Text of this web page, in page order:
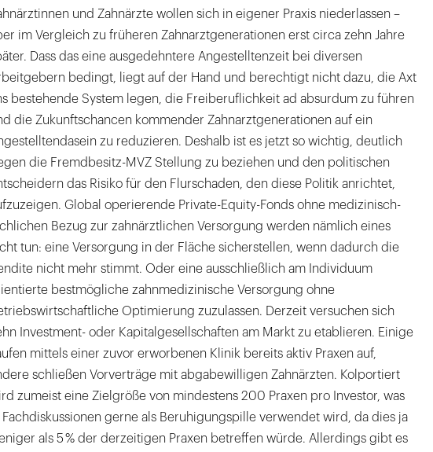
und Zahnärzte wollen sich in eigener Praxis niederlassen –
im Vergleich zu früheren Zahnarztgenerationen erst circa zehn Jahre
Dass das eine ausgedehntere Angestelltenzeit bei diversen
bedingt, liegt auf der Hand und berechtigt nicht dazu, die Axt
bestehende System legen, die Freiberuflichkeit ad absurdum zu führen
die Zukunftschancen kommender Zahnarztgenerationen auf ein
zu reduzieren. Deshalb ist es jetzt so wichtig, deutlich
die Fremdbesitz-MVZ Stellung zu beziehen und den politischen
das Risiko für den Flurschaden, den diese Politik anrichtet,
Global operierende Private-Equity-Fonds ohne medizinisch-
Bezug zur zahnärztlichen Versorgung werden nämlich eines
tun: eine Versorgung in der Fläche sicherstellen, wenn dadurch die
nicht mehr stimmt. Oder eine ausschließlich am Individuum
bestmögliche zahnmedizinische Versorgung ohne
Optimierung zuzulassen. Derzeit versuchen sich
Investment- oder Kapitalgesellschaften am Markt zu etablieren. Einige
mittels einer zuvor erworbenen Klinik bereits aktiv Praxen auf,
schließen Vorverträge mit abgabewilligen Zahnärzten. Kolportiert
zumeist eine Zielgröße von mindestens 200 Praxen pro Investor, was
Fachdiskussionen gerne als Beruhigungspille verwendet wird, da dies ja
als 5 % der derzeitigen Praxen betreffen würde. Allerdings gibt es